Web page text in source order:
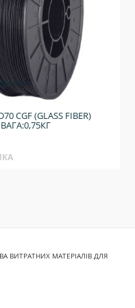
CGF (GLASS FIBER)
ВИТРАТНИХ МАТЕРІАЛІВ ДЛЯ